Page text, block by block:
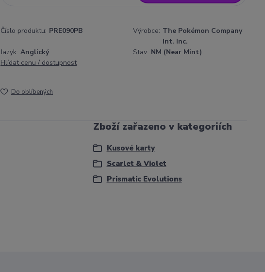
Číslo produktu: PRE090PB Výrobce: The Pokémon Company
Int. Inc.
Jazyk: Anglický Stav: NM (Near Mint)
Hlídat cenu / dostupnost
Do oblíbených
Zboží zařazeno v kategoriích
Kusové karty
Scarlet & Violet
Prismatic Evolutions